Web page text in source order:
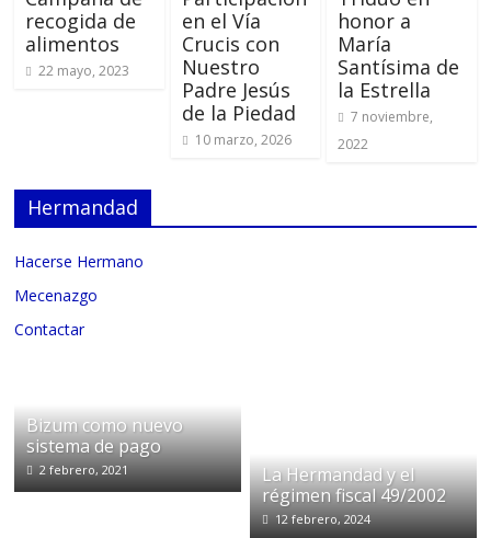
recogida de
alimentos
22 mayo, 2023
en el Vía
Crucis con
Nuestro
Padre Jesús
de la Piedad
10 marzo, 2026
honor a
María
Santísima de
la Estrella
7 noviembre,
2022
Hermandad
Hacerse Hermano
Mecenazgo
Contactar
Bizum como nuevo
sistema de pago
2 febrero, 2021
La Hermandad y el
régimen fiscal 49/2002
12 febrero, 2024